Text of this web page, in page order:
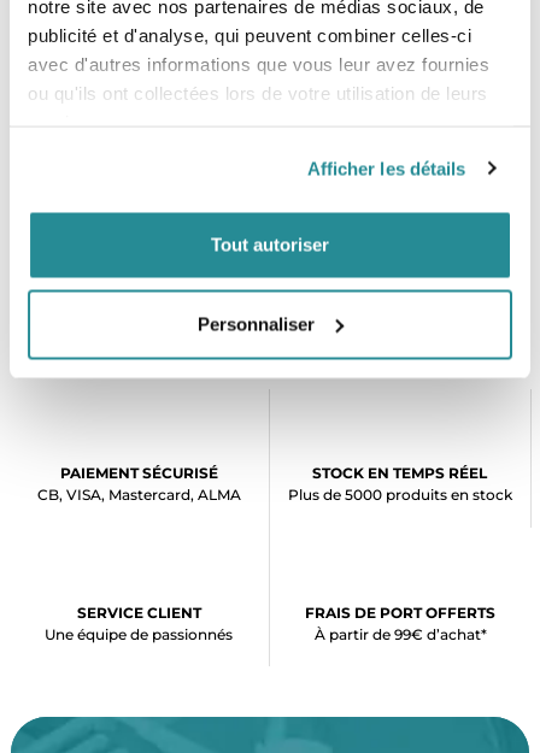
notre site avec nos partenaires de médias sociaux, de
publicité et d'analyse, qui peuvent combiner celles-ci
avec d'autres informations que vous leur avez fournies
ou qu'ils ont collectées lors de votre utilisation de leurs
Afficher les détails
Tout autoriser
Personnaliser
Prix
2 349,00 €
Planche Wing Duotone
Prix
2 049,00 €
RETOUR EN HAUT
PAIEMENT SÉCURISÉ
CB, VISA, Mastercard, ALMA
STOCK EN TEMPS RÉEL
Plus de 5000 produits en stock
SERVICE CLIENT
Une équipe de passionnés
FRAIS DE PORT OFFERTS
À partir de 99€ d’achat*